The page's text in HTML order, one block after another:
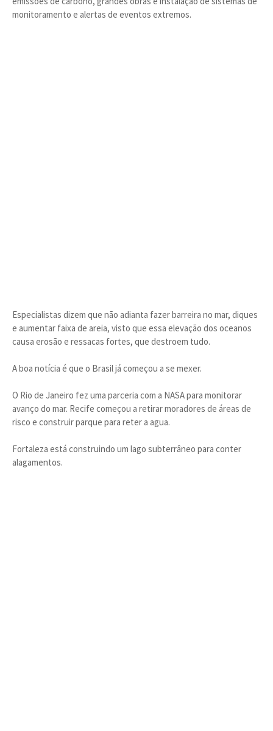
monitoramento e alertas de eventos extremos.
Especialistas dizem que não adianta fazer barreira no mar, diques
e aumentar faixa de areia, visto que essa elevação dos oceanos
causa erosão e ressacas fortes, que destroem tudo.
A boa notícia é que o Brasil já começou a se mexer.
O Rio de Janeiro fez uma parceria com a NASA para monitorar
avanço do mar. Recife começou a retirar moradores de áreas de
risco e construir parque para reter a agua.
Fortaleza está construindo um lago subterrâneo para conter
alagamentos.